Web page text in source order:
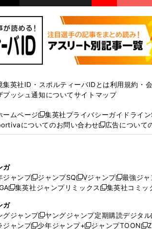
集英社ID・スポルティーバIDとは利用規約・
プッシュ通知についてサイトマップ
ームページ
新
し
い
ド
ウ
く
集英社プライバシーガイドライン
についてのお問い合わせ
新
し
ン
ド
開
広告について
ガ
ジャンプ
新
し
ィ
ジャンプSQ
新
し
ィ
Vジャンプ
新
し
ィ
最強ジ
新
い
ウ
集英社ジャンプリミックス
新
ウ
集英社コミッ
ガ
グジャンプ
新
し
ヤングジャンプ定期購読デジタル
新
ジャンプ
新 少年ジャンプ+
新 ジャンプTOON
新